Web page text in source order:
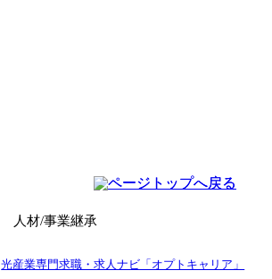
人材/事業継承
光産業専門求職・求人ナビ「オプトキャリア」